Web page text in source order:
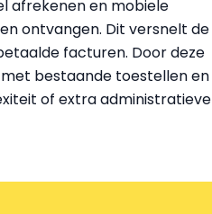
afrekenen en mobiele
ontvangen. Dit versnelt de
facturen. Door deze
bestaande toestellen en
of extra administratieve